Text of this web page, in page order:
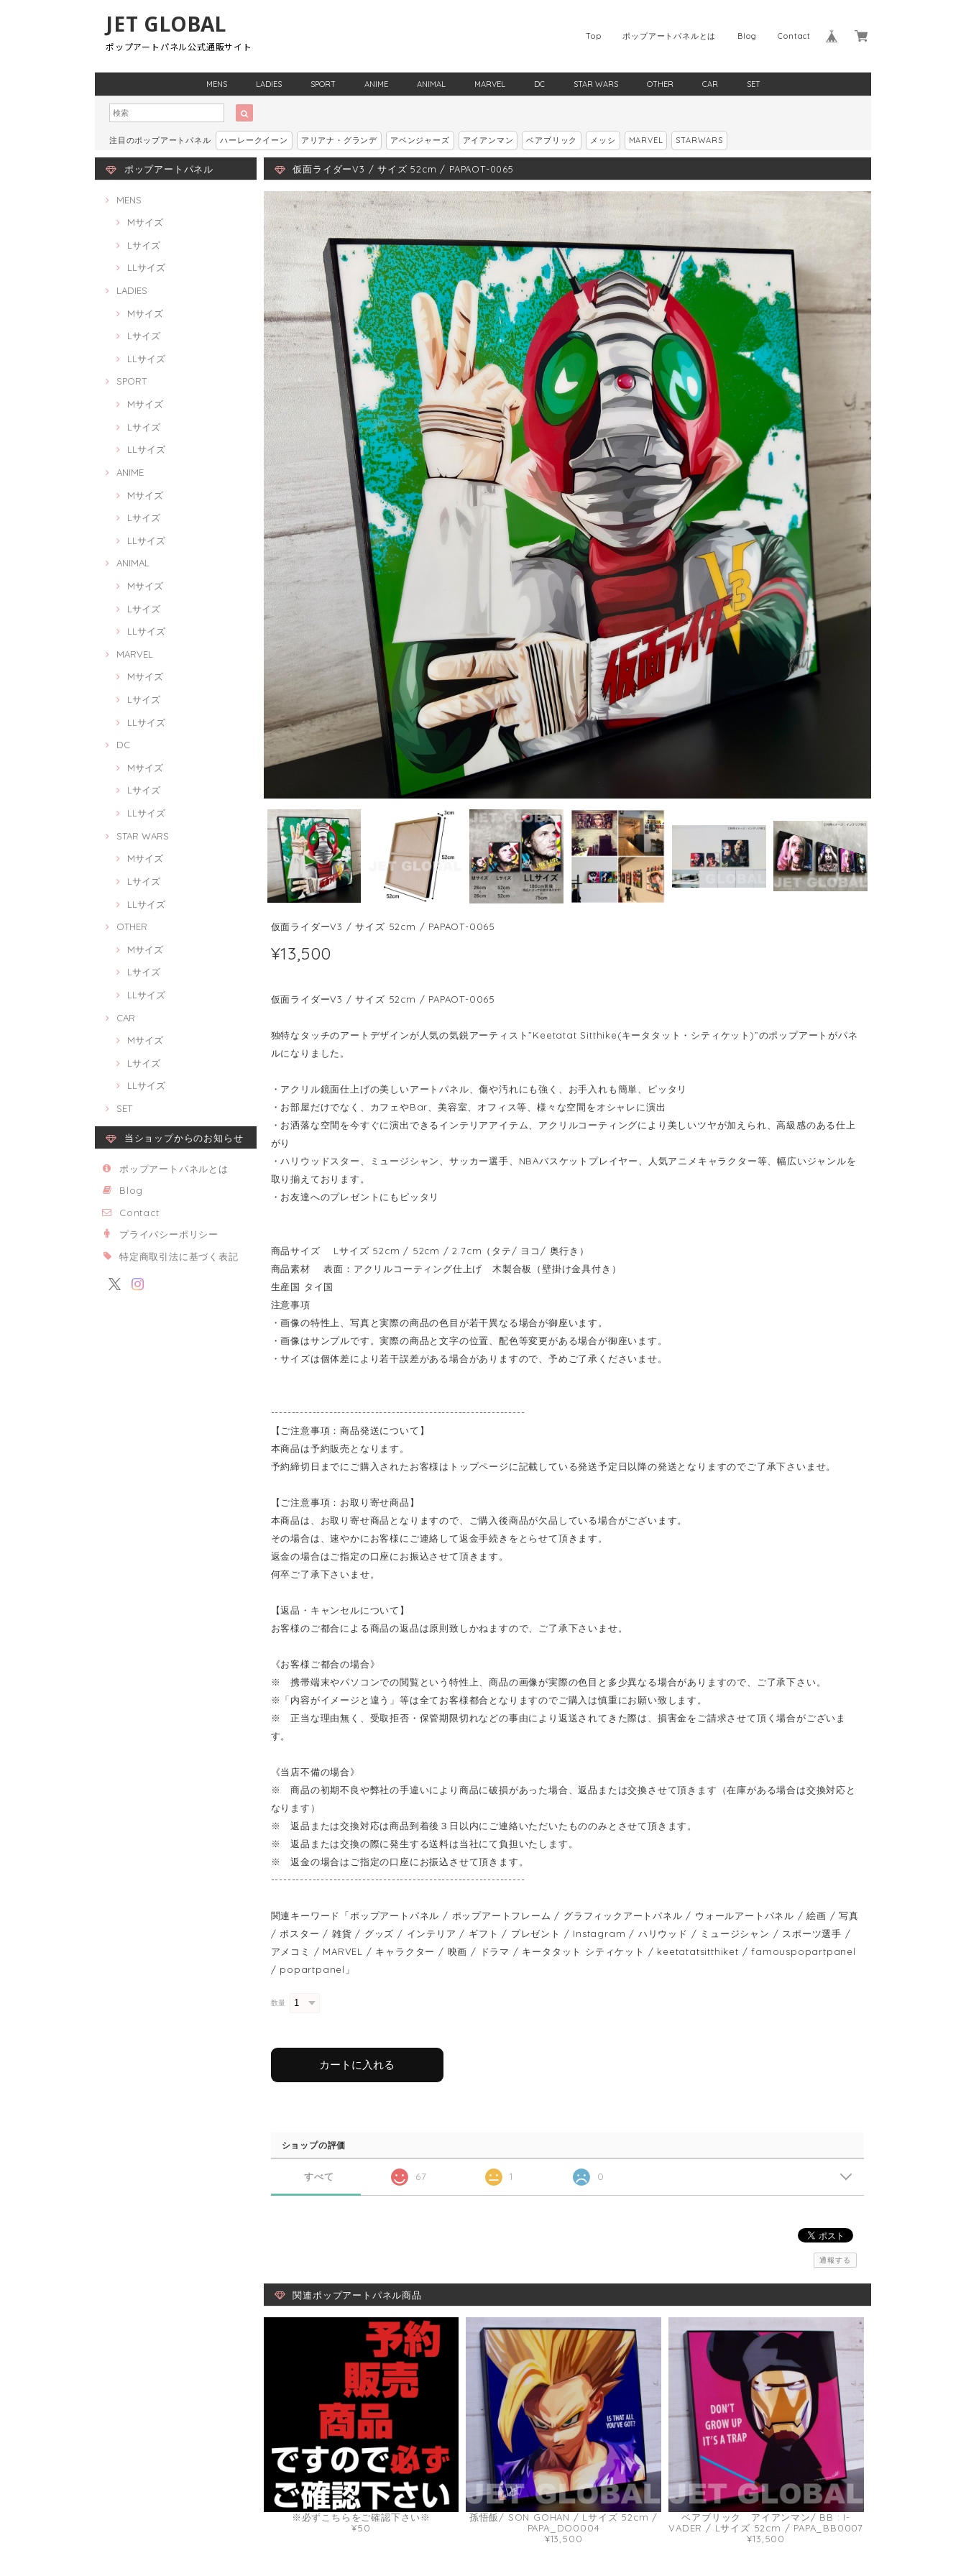
JET GLOBAL
ポップアートパネル公式通販サイト
Contact
Blog
ポップアートパネルとは
Top
MENS LADIES SPORT ANIME ANIMAL MARVEL DC STAR WARS OTHER CAR SET
注目のポップアートパネル ハーレークイーン アリアナ・グランデ アベンジャーズ アイアンマン ベアブリック メッシ MARVEL STARWARS
ポップアートパネル
MENS
Mサイズ
Lサイズ
LLサイズ
LADIES
Mサイズ
Lサイズ
LLサイズ
SPORT
Mサイズ
Lサイズ
LLサイズ
ANIME
Mサイズ
Lサイズ
LLサイズ
ANIMAL
Mサイズ
Lサイズ
LLサイズ
MARVEL
Mサイズ
Lサイズ
LLサイズ
DC
Mサイズ
Lサイズ
LLサイズ
STAR WARS
Mサイズ
Lサイズ
LLサイズ
OTHER
Mサイズ
Lサイズ
LLサイズ
CAR
Mサイズ
Lサイズ
LLサイズ
SET
当ショップからのお知らせ
ポップアートパネルとは
Blog
Contact
プライバシーポリシー
特定商取引法に基づく表記
仮面ライダーV3 / サイズ 52cm / PAPAOT-0065
仮面ライダーV3 / サイズ 52cm / PAPAOT-0065
¥13,500
仮面ライダーV3 / サイズ 52cm / PAPAOT-0065
独特なタッチのアートデザインが人気の気鋭アーティスト”Keetatat Sitthike(キータタット・シティケット)”のポップアートがパネ
ルになりました。
・アクリル鏡面仕上げの美しいアートパネル、傷や汚れにも強く、お手入れも簡単、ピッタリ
・お部屋だけでなく、カフェやBar、美容室、オフィス等、様々な空間をオシャレに演出
・お洒落な空間を今すぐに演出できるインテリアアイテム、アクリルコーティングにより美しいツヤが加えられ、高級感のある仕上
がり
・ハリウッドスター、ミュージシャン、サッカー選手、NBAバスケットプレイヤー、人気アニメキャラクター等、幅広いジャンルを
取り揃えております。
・お友達へのプレゼントにもピッタリ
商品サイズ Lサイズ 52cm / 52cm / 2.7cm（タテ/ ヨコ/ 奥行き）
商品素材 表面：アクリルコーティング仕上げ 木製合板（壁掛け金具付き）
生産国 タイ国
注意事項
・画像の特性上、写真と実際の商品の色目が若干異なる場合が御座います。
・画像はサンプルです。実際の商品と文字の位置、配色等変更がある場合が御座います。
・サイズは個体差により若干誤差がある場合がありますので、予めご了承くださいませ。
-------------------------------------------------------------
【ご注意事項：商品発送について】
本商品は予約販売となります。
予約締切日までにご購入されたお客様はトップページに記載している発送予定日以降の発送となりますのでご了承下さいませ。
【ご注意事項：お取り寄せ商品】
本商品は、お取り寄せ商品となりますので、ご購入後商品が欠品している場合がございます。
その場合は、速やかにお客様にご連絡して返金手続きをとらせて頂きます。
返金の場合はご指定の口座にお振込させて頂きます。
何卒ご了承下さいませ。
【返品・キャンセルについて】
お客様のご都合による商品の返品は原則致しかねますので、ご了承下さいませ。
《お客様ご都合の場合》
※ 携帯端末やパソコンでの閲覧という特性上、商品の画像が実際の色目と多少異なる場合がありますので、ご了承下さい。
※「内容がイメージと違う」等は全てお客様都合となりますのでご購入は慎重にお願い致します。
※ 正当な理由無く、受取拒否・保管期限切れなどの事由により返送されてきた際は、損害金をご請求させて頂く場合がございま
す。
《当店不備の場合》
※ 商品の初期不良や弊社の手違いにより商品に破損があった場合、返品または交換させて頂きます（在庫がある場合は交換対応と
なります）
※ 返品または交換対応は商品到着後３日以内にご連絡いただいたもののみとさせて頂きます。
※ 返品または交換の際に発生する送料は当社にて負担いたします。
※ 返金の場合はご指定の口座にお振込させて頂きます。
-------------------------------------------------------------
関連キーワード「ポップアートパネル / ポップアートフレーム / グラフィックアートパネル / ウォールアートパネル / 絵画 / 写真
/ ポスター / 雑貨 / グッズ / インテリア / ギフト / プレゼント / Instagram / ハリウッド / ミュージシャン / スポーツ選手 /
アメコミ / MARVEL / キャラクター / 映画 / ドラマ / キータタット シティケット / keetatatsitthiket / famouspopartpanel
/ popartpanel」
数量
カートに入れる
ショップの評価
すべて 67 1 0
通報する
関連ポップアートパネル商品
※必ずこちらをご確認下さい※
¥50
孫悟飯/ SON GOHAN / Lサイズ 52cm /
PAPA_DO0004
¥13,500
ベアブリック アイアンマン/ BB : I-
VADER / Lサイズ 52cm / PAPA_BB0007
¥13,500